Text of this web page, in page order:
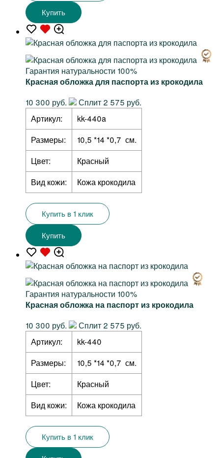
Купить
Гарантия натуральности 100%
Красная обложка для паспорта из крокодила
10 300 руб.
Сплит 2 575 руб.
Артикул:
kk-440a
Размеры:
10,5 *14 *0,7 см.
Цвет:
Красный
Вид кожи:
Кожа крокодила
Купить в 1 клик
Купить
Гарантия натуральности 100%
Красная обложка на паспорт из крокодила
10 300 руб.
Сплит 2 575 руб.
Артикул:
kk-440
Размеры:
10,5 *14 *0,7 см.
Цвет:
Красный
Вид кожи:
Кожа крокодила
Купить в 1 клик